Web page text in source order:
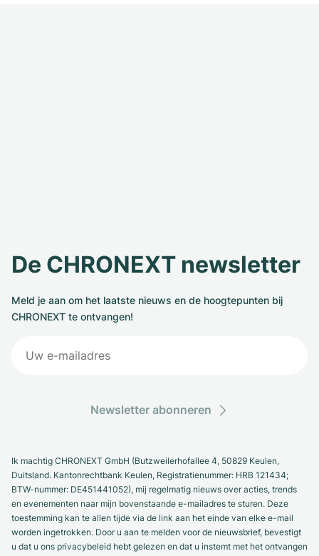
De CHRONEXT newsletter
Meld je aan om het laatste nieuws en de hoogtepunten bij
CHRONEXT te ontvangen!
Newsletter abonneren
Ik machtig CHRONEXT GmbH (Butzweilerhofallee 4, 50829 Keulen,
Duitsland. Kantonrechtbank Keulen, Registratienummer: HRB 121434;
BTW-nummer: DE451441052), mij regelmatig nieuws over acties, trends
en evenementen naar mijn bovenstaande e-mailadres te sturen. Deze
toestemming kan te allen tijde via de link aan het einde van elke e-mail
worden ingetrokken. Door u aan te melden voor de nieuwsbrief, bevestigt
u dat u ons privacybeleid hebt gelezen en dat u instemt met het ontvangen